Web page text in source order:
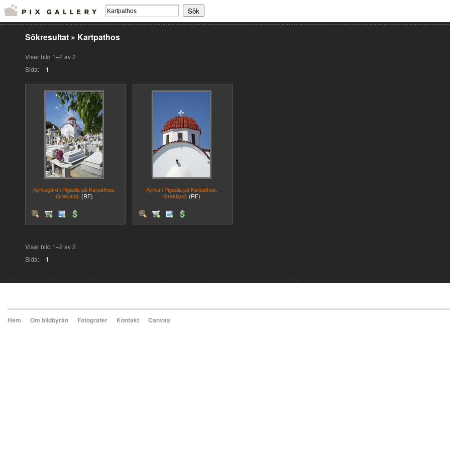
Sökresultat » Kartpathos
Visar bild 1–2 av 2
Sida:
1
Kyrkogård i Pigadia på Karpathos,
Grekland. (RF)
Kyrka i Pigadia på Karpathos,
Grekland. (RF)
Visar bild 1–2 av 2
Sida:
1
Hem Om bildbyrån Fotografer Kontakt Canvas